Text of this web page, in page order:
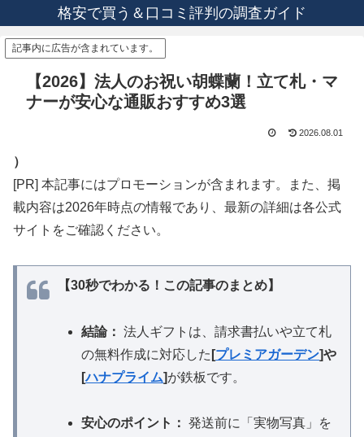
格安で買う＆口コミ評判の調査ガイド
記事内に広告が含まれています。
【2026】法人のお祝い胡蝶蘭！立て札・マ
ナーが安心な通販おすすめ3選
2026.08.01
）
[PR] 本記事にはプロモーションが含まれます。また、掲
載内容は2026年時点の情報であり、最新の詳細は各公式
サイトをご確認ください。
【30秒でわかる！この記事のまとめ】
結論： 法人ギフトは、請求書払いや立て札
の無料作成に対応した [プレミアガーデン]や
[ハナプライム]が鉄板です。
安心のポイント： 発送前に「実物写真」を